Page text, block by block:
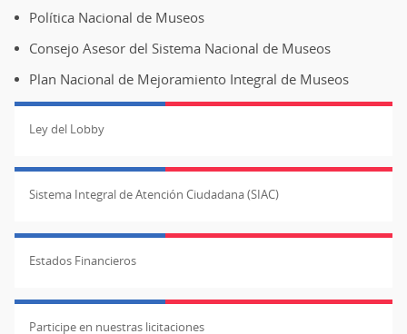
Política Nacional de Museos
Consejo Asesor del Sistema Nacional de Museos
Plan Nacional de Mejoramiento Integral de Museos
Ley del Lobby
Sistema Integral de Atención Ciudadana (SIAC)
Estados Financieros
Participe en nuestras licitaciones